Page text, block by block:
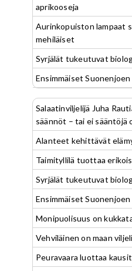
aprikooseja
Aurinkopuiston lampaat
mehiläiset
Syrjälät tukeutuvat
Ensimmäiset
Salaatinviljelijä Juha
säännöt – tai ei sääntöjä
Alanteet kehittävät
Taimityllilä tuottaa
Syrjälät tukeutuvat
Ensimmäiset
Monipuolisuus on
Vehviläinen on maan
Peuravaara luottaa